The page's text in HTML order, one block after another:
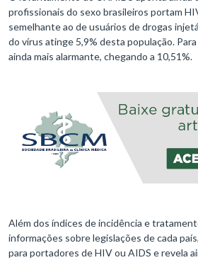
profissionais do sexo brasileiros portam
semelhante ao de usuários de drogas
do vírus atinge 5,9% desta população.
ainda mais alarmante, chegando a 10,51%.
Além dos índices de incidência e
informações sobre legislações de cada
para portadores de HIV ou AIDS e revela